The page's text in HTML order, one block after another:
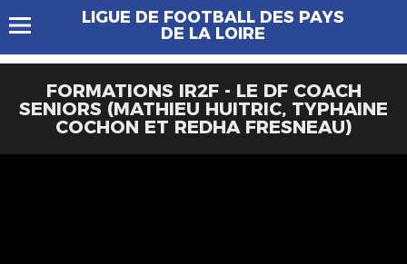
LIGUE DE FOOTBALL DES PAYS
DE LA LOIRE
FORMATIONS IR2F - LE DF COACH
SENIORS (MATHIEU HUITRIC, TYPHAINE
COCHON ET REDHA FRESNEAU)